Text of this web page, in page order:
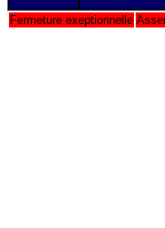
Fermeture exeptionnelle